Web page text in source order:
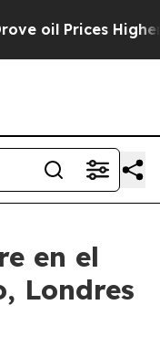
Higher,
en el
Londres